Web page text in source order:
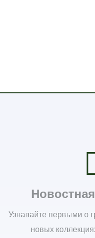
Узнавайте первыми о
новых